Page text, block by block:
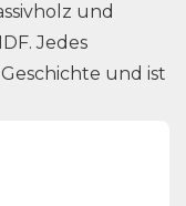
und
Jedes
und ist